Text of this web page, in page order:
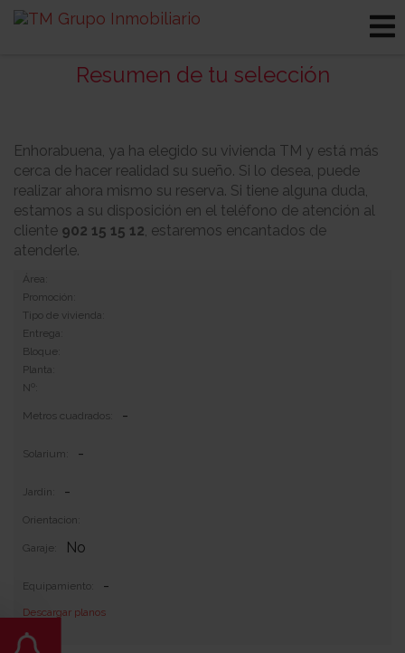
Resumen de tu selección
Enhorabuena, ya ha elegido su vivienda TM y está más
cerca de hacer realidad su sueño. Si lo desea, puede
realizar ahora mismo su reserva. Si tiene alguna duda,
estamos a su disposición en el teléfono de atención al
cliente 902 15 15 12, estaremos encantados de
atenderle.
Área:
Promoción:
Tipo de vivienda:
Entrega:
Bloque:
Planta:
Nº:
Metros cuadrados: -
Solarium: -
Jardin: -
Orientacion:
Garaje: No
Equipamiento: -
Descargar planos
Incluye 0